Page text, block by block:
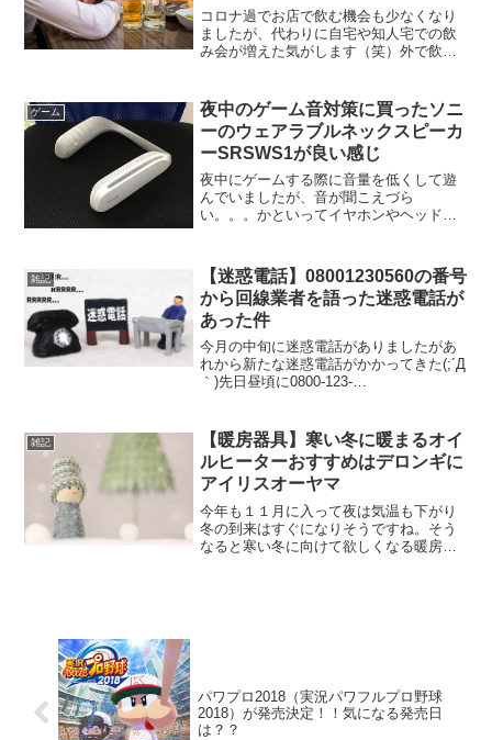
コロナ過でお店で飲む機会も少なくなり
ましたが、代わりに自宅や知人宅での飲
み会が増えた気がします（笑）外で飲む
問題が二日酔い。。。また記憶もあやふ
やになる等、色々と残念な...
ゲーム
夜中のゲーム音対策に買ったソニ
ーのウェアラブルネックスピーカ
ーSRSWS1が良い感じ
夜中にゲームする際に音量を低くして遊
んでいましたが、音が聞こえづら
い。。。かといってイヤホンやヘッドホ
けたのがコレ 以前ヨドバシで見かけたと
きに、試しに使って良かった事...
雑記
【迷惑電話】08001230560の番号
から回線業者を語った迷惑電話が
あった件
今月の中旬に迷惑電話がありましたがあ
れから新たな迷惑電話がかかってきた(;´Д
｀)先日昼頃に0800-123-
きました（笑）どうせろくでもない電話
だと...
雑記
【暖房器具】寒い冬に暖まるオイ
ルヒーターおすすめはデロンギに
アイリスオーヤマ
今年も１１月に入って夜は気温も下がり
冬の到来はすぐになりそうですね。そう
なると寒い冬に向けて欲しくなる暖房器
パワプロ2018（実況パワフルプロ野球
2018）が発売決定！！気になる発売日
は？？